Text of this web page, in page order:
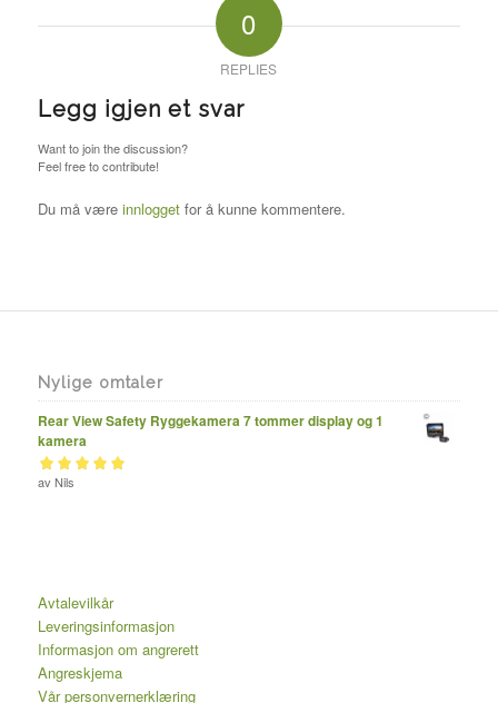
0
REPLIES
Legg igjen et svar
Want to join the discussion?
Feel free to contribute!
Du må være innloggetfor å kunne kommentere.
Nylige omtaler
Rear View Safety Ryggekamera 7 tommer display og 1
kamera
Vurdert
av Nils
Avtalevilkår
Leveringsinformasjon
Informasjon om angrerett
Angreskjema
Vår personvernerklæring